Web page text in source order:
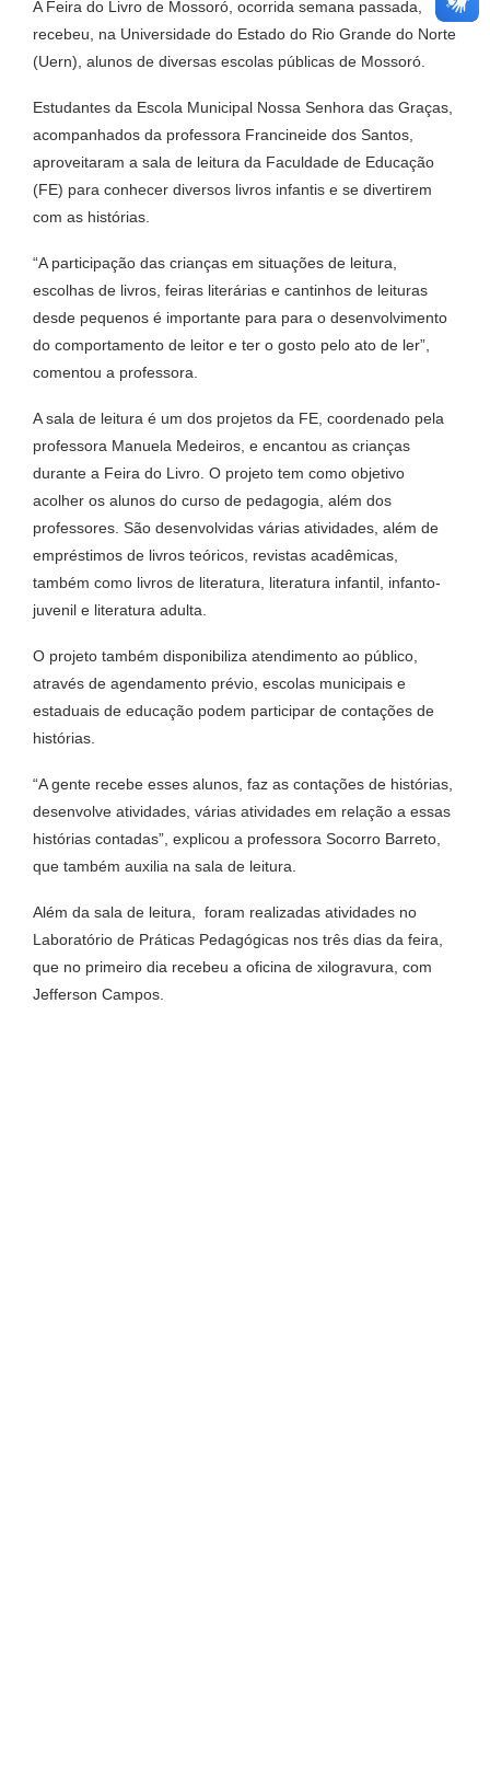
A Feira do Livro de Mossoró, ocorrida semana passada,
recebeu, na Universidade do Estado do Rio Grande do Norte
(Uern), alunos de diversas escolas públicas de Mossoró.
Estudantes da Escola Municipal Nossa Senhora das Graças,
acompanhados da professora Francineide dos Santos,
aproveitaram a sala de leitura da Faculdade de Educação
(FE) para conhecer diversos livros infantis e se divertirem
com as histórias.
“A participação das crianças em situações de leitura,
escolhas de livros, feiras literárias e cantinhos de leituras
desde pequenos é importante para para o desenvolvimento
do comportamento de leitor e ter o gosto pelo ato de ler”,
comentou a professora.
A sala de leitura é um dos projetos da FE, coordenado pela
professora Manuela Medeiros, e encantou as crianças
durante a Feira do Livro. O projeto tem como objetivo
acolher os alunos do curso de pedagogia, além dos
professores. São desenvolvidas várias atividades, além de
empréstimos de livros teóricos, revistas acadêmicas,
também como livros de literatura, literatura infantil, infanto-
juvenil e literatura adulta.
O projeto também disponibiliza atendimento ao público,
através de agendamento prévio, escolas municipais e
estaduais de educação podem participar de contações de
histórias.
“A gente recebe esses alunos, faz as contações de histórias,
desenvolve atividades, várias atividades em relação a essas
histórias contadas”, explicou a professora Socorro Barreto,
que também auxilia na sala de leitura.
Além da sala de leitura, foram realizadas atividades no
Laboratório de Práticas Pedagógicas nos três dias da feira,
que no primeiro dia recebeu a oficina de xilogravura, com
Jefferson Campos.